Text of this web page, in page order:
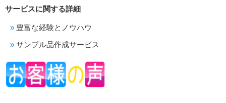
サービスに関する詳細
豊富な経験とノウハウ
サンプル品作成サービス